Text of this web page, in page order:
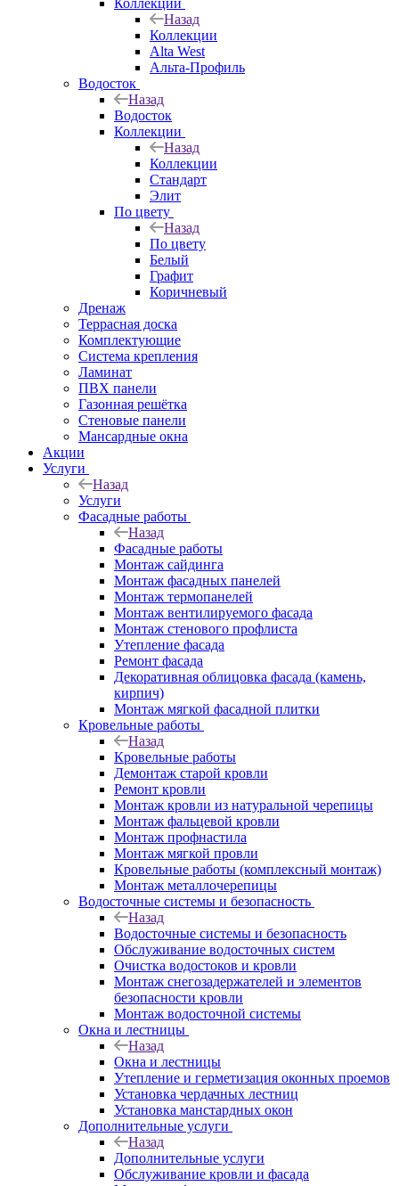
Коллекции
Назад
Коллекции
Alta West
Альта-Профиль
Водосток
Назад
Водосток
Коллекции
Назад
Коллекции
Стандарт
Элит
По цвету
Назад
По цвету
Белый
Графит
Коричневый
Дренаж
Террасная доска
Комплектующие
Система крепления
Ламинат
ПВХ панели
Газонная решётка
Стеновые панели
Мансардные окна
Акции
Услуги
Назад
Услуги
Фасадные работы
Назад
Фасадные работы
Монтаж сайдинга
Монтаж фасадных панелей
Монтаж термопанелей
Монтаж вентилируемого фасада
Монтаж стенового профлиста
Утепление фасада
Ремонт фасада
Декоративная облицовка фасада (камень,
кирпич)
Монтаж мягкой фасадной плитки
Кровельные работы
Назад
Кровельные работы
Демонтаж старой кровли
Ремонт кровли
Монтаж кровли из натуральной черепицы
Монтаж фальцевой кровли
Монтаж профнастила
Монтаж мягкой провли
Кровельные работы (комплексный монтаж)
Монтаж металлочерепицы
Водосточные системы и безопасность
Назад
Водосточные системы и безопасность
Обслуживание водосточных систем
Очистка водостоков и кровли
Монтаж снегозадержателей и элементов
безопасности кровли
Монтаж водосточной системы
Окна и лестницы
Назад
Окна и лестницы
Утепление и герметизация оконных проемов
Установка чердачных лестниц
Установка манстардных окон
Дополнительные услуги
Назад
Дополнительные услуги
Обслуживание кровли и фасада